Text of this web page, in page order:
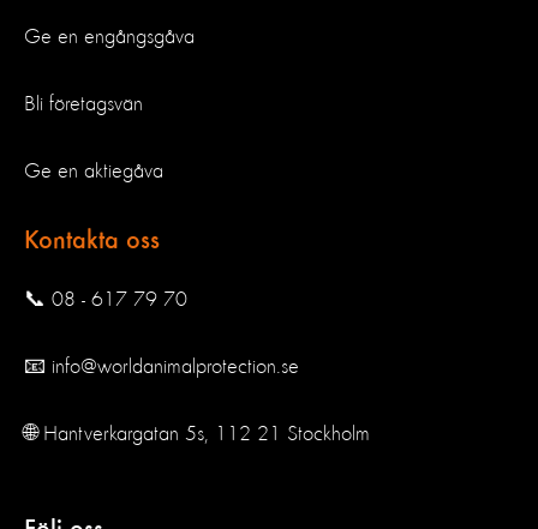
Ge en engångsgåva
Bli företagsvän
Ge en aktiegåva
Kontakta oss
📞 08 - 617 79 70
📧 info@worldanimalprotection.se
🌐 Hantverkargatan 5s, 112 21 Stockholm